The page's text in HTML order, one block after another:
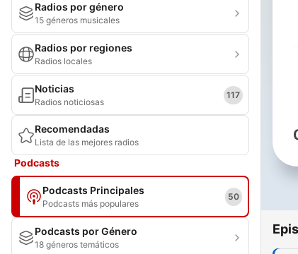
Radios por género
15 géneros musicales
Radios por regiones
Radios locales
Noticias
Radios noticiosas
117
Recomendadas
Lista de las mejores radios
Podcasts
Podcasts Principales
Podcasts más populares
50
Podcasts por Género
18 géneros temáticos